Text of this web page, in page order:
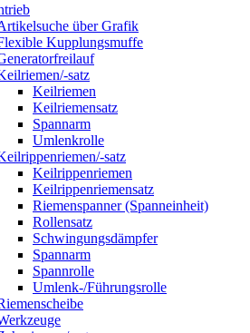
über Grafik
Kupplungsmuffe
satz
Keilriemen
Keilriemensatz
Spannarm
Umlenkrolle
satz
Keilrippenriemen
Keilrippenriemensatz
Riemenspanner (Spanneinheit)
Rollensatz
Schwingungsdämpfer
Spannarm
Spannrolle
Umlenk-/Führungsrolle